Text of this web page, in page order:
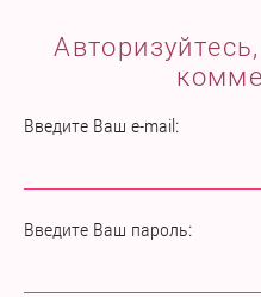
Введите Ваш e-mail:
Введите Ваш пароль: